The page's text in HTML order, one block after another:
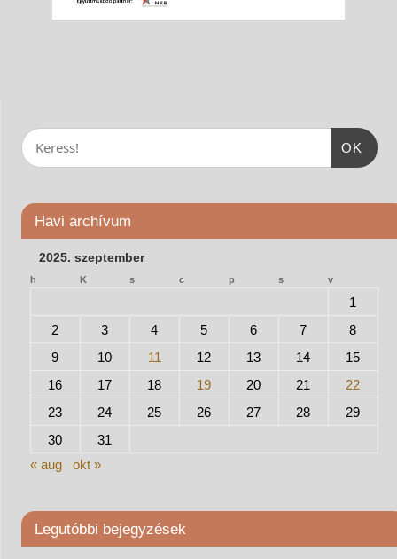
OK
Havi archívum
2025. szeptember
h K s c p s v
1
2
3 4 5 6 7
8
9
10 11 12 13 14
15
16
17 18 19 20 21
22
23
24 25 26 27 28
29
30
31
« aug
okt »
Legutóbbi bejegyzések